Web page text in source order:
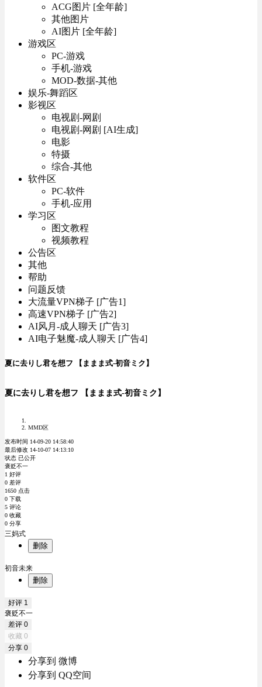
ACG图片 [全年龄]
其他图片
AI图片 [全年龄]
游戏区
PC-游戏
手机-游戏
MOD-数据-其他
娱乐-舞蹈区
影视区
电视剧-网剧
电视剧-网剧 [AI生成]
电影
特摄
综合-其他
软件区
PC-软件
手机-应用
学习区
图文教程
视频教程
公告区
其他
帮助
问题反馈
大流量VPN梯子 [广告1]
高速VPN梯子 [广告2]
AI风月-成人聊天 [广告3]
AI电子魅魔-成人聊天 [广告4]
夏に去りし君を想フ 【ままま式-初音ミク】
夏に去りし君を想フ 【ままま式-初音ミク】
MMD区
发布时间 14-09-20 14:58:40
最后修改 14-10-07 14:13:10
状态 已公开
褒贬不一
1 好评
0 差评
1650 点击
0 下载
5 评论
0 收藏
0 分享
三妈式
删除
初音未来
删除
好评 1
褒贬不一
差评 0
收藏 0
分享 0
分享到 微博
分享到 QQ空间